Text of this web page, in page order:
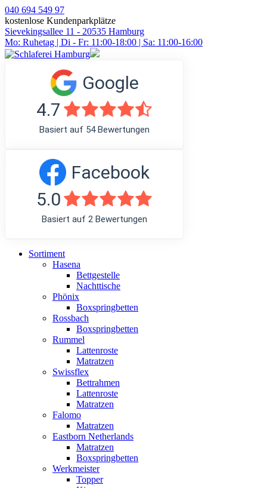
040 694 549 97
kostenlose Kundenparkplätze
Sievekingsallee 11 - 20535 Hamburg
Mo: Ruhetag | Di - Fr: 11:00-18:00 | Sa: 11:00-16:00
Google
4.7
Basiert auf 54 Bewertungen
Facebook
5.0
Basiert auf 2 Bewertungen
Sortiment
Hasena
Bettgestelle
Nachttische
Phönix
Boxspringbetten
Rossbach
Boxspringbetten
Rummel
Lattenroste
Matratzen
Swissflex
Bettrahmen
Lattenroste
Matratzen
Falomo
Matratzen
Eastborn Netherlands
Matratzen
Boxspringbetten
Werkmeister
Topper